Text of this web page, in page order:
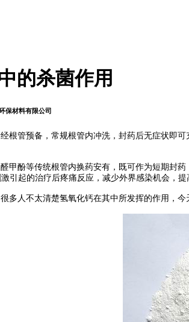
的杀菌作用
保材料有限公司
根管预备，常规根管内冲洗，封药后无症状即
甲酚等传统根管内换药安有，既可作为短期封
引起的治疗后疼痛反应，减少外界感染机会，提
多人不太清楚氢氧化钙在其中所发挥的作用，